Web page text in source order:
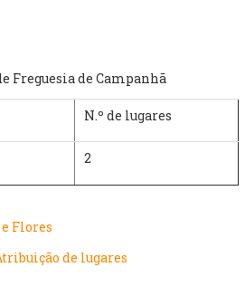
Freguesia de Campanhã
N.º de lugares
2
Flores
de lugares